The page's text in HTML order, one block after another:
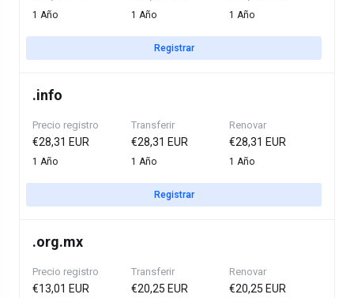
1 Año 1 Año 1 Año
Registrar
.info
Precio registro
€28,31 EUR
1 Año
Transferir
€28,31 EUR
1 Año
Renovar
€28,31 EUR
1 Año
Registrar
.org.mx
Precio registro
€13,01 EUR
Transferir
€20,25 EUR
Renovar
€20,25 EUR